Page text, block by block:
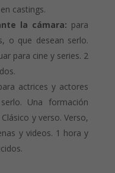
castings.
la cámara: para
o que desean serlo.
para cine y series. 2
actrices y actores
Una formación
y verso. Verso,
y videos. 1 hora y